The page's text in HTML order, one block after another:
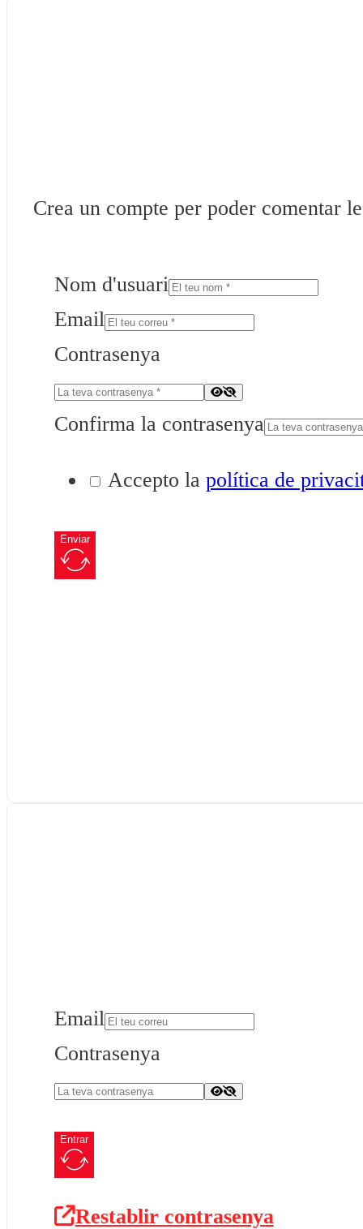
Crea un compte per poder comentar
Nom d'usuari
Email
Contrasenya
Confirma la contrasenya
Accepto la política de
Enviar
Email
Contrasenya
Entrar
Restablir contrasenya